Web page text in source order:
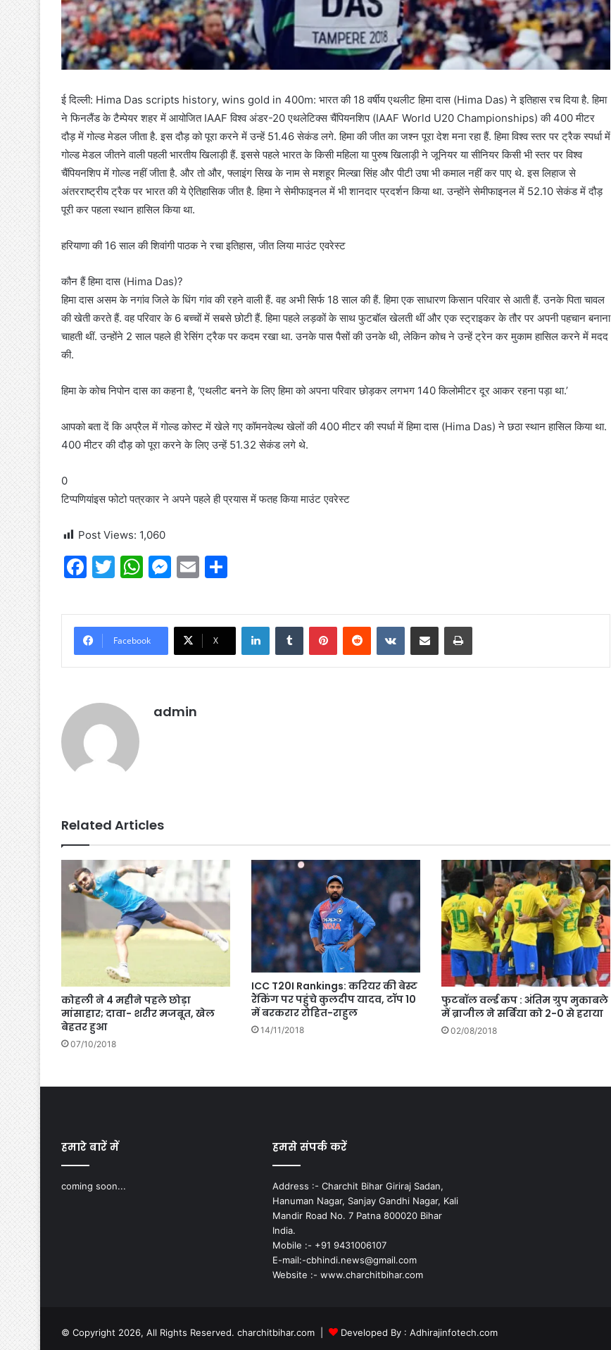
ई दिल्ली: Hima Das scripts history, wins gold in 400m: भारत की 18 वर्षीय एथलीट हिमा दास (Hima Das) ने इतिहास रच दिया है. हिमा
ने फिनलैंड के टैम्पेयर शहर में आयोजित IAAF विश्व अंडर-20 एथलेटिक्स चैंपियनशिप (IAAF World U20 Championships) की 400 मीटर
दौड़ में गोल्ड मेडल जीता है. इस दौड़ को पूरा करने में उन्‍हें 51.46 सेकंड लगे. हिमा की जीत का जश्न पूरा देश मना रहा हैं. हिमा विश्व स्तर पर ट्रैक स्पर्धा में
गोल्ड मेडल जीतने वाली पहली भारतीय खिलाड़ी हैं. इससे पहले भारत के किसी मह‍िला या पुरुष खिलाड़ी ने जूनियर या सीनियर किसी भी स्तर पर विश्व
चैंपियनशिप में गोल्ड नहीं जीता है. और तो और, फ्लाइंग सिख के नाम से मशहूर मिल्खा सिंह और पीटी उषा भी कमाल नहीं कर पाए थे. इस लिहाज से
अंतरराष्ट्रीय ट्रैक पर भारत की ये ऐतिहासिक जीत है. हिमा ने सेमीफाइनल में भी शानदार प्रदर्शन किया था. उन्होंने सेमीफाइनल में 52.10 सेकंड में दौड़
पूरी कर पहला स्थान हासिल किया था.
हरियाणा की 16 साल की शिवांगी पाठक ने रचा इतिहास, जीत लिया माउंट एवरेस्‍ट
कौन हैं हिमा दास (Hima Das)?
हिमा दास असम के नगांव जिले के धिंग गांव की रहने वाली हैं. वह अभी सिर्फ 18 साल की हैं. हिमा एक साधारण किसान परिवार से आती हैं. उनके पिता चावल
की खेती करते हैं. वह परिवार के 6 बच्चों में सबसे छोटी हैं. हिमा पहले लड़कों के साथ फुटबॉल खेलती थीं और एक स्ट्राइकर के तौर पर अपनी पहचान बनाना
चाहती थीं. उन्‍होंने 2 साल पहले ही रेसिंग ट्रैक पर कदम रखा था. उनके पास पैसों की उनके थी, लेकिन कोच ने उन्हें ट्रेन कर मुकाम हासिल करने में मदद
की.
हिमा के कोच निपोन दास का कहना है, ‘एथलीट बनने के लिए हिमा को अपना परिवार छोड़कर लगभग 140 किलोमीटर दूर आकर रहना पड़ा था.’
आपको बता दें कि अप्रैल में गोल्ड कोस्ट में खेले गए कॉमनवेल्थ खेलों की 400 मीटर की स्पर्धा में हिमा दास (Hima Das) ने छठा स्थान हासिल किया था.
400 मीटर की दौड़ को पूरा करने के लिए उन्हें 51.32 सेकंड लगे थे.
0
टिप्पणियांइस फोटो पत्रकार ने अपने पहले ही प्रयास में फतह किया माउंट एवरेस्ट
Post Views: 1,060
F
c
e
b
o
k
T
itt
er
W
at
s
A
p
M
s
s
e
g
er
E
ai
l
ar
e
Facebook X
LinkedInTumblr PinterestReddit VKontakteShare via Email Print
admin
Related Articles
कोहली ने 4 महीने पहले छोड़ा
मांसाहार; दावा- शरीर मजबूत, खेल
बेहतर हुआ
07/10/2018
ICC T20I Rankings: करियर की बेस्ट
रैंकिंग पर पहुंचे कुलदीप यादव, टॉप 10
में बरकरार रोहित-राहुल
14/11/2018
फुटबॉल वर्ल्ड कप : अंतिम ग्रुप मुकाबले
में ब्राजील ने सर्बिया को 2-0 से हराया
02/08/2018
हमारे बारें में
coming soon...
हमसे संपर्क करें
Address :- Charchit Bihar Giriraj Sadan,
Hanuman Nagar, Sanjay Gandhi Nagar, Kali
Mandir Road No. 7 Patna 800020 Bihar
India.
Mobile :- +91 9431006107
E-mail:-cbhindi.news@gmail.com
Website :- www.charchitbihar.com
© Copyright 2026, All Rights Reserved. charchitbihar.com | Developed By : Adhirajinfotech.com